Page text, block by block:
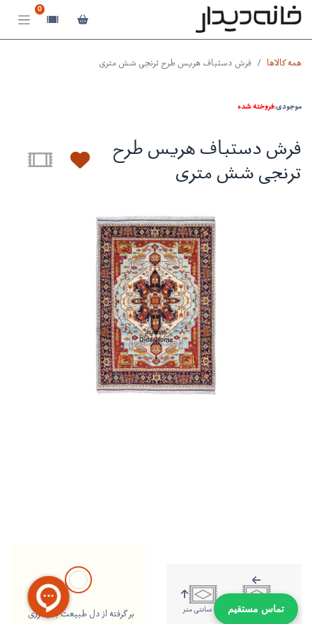
0
همه کالاها فرش دستباف هریس طرح ترنجی شش متری
موجودی:فروخته شده
فرش دستباف هریس طرح
ترنجی شش متری
301 سانتی متر 204 سانتی متر
بر گرفته از دل طبیعت با رنگرزی
تماس مستقیم